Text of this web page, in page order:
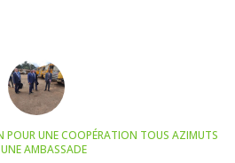
POUR UNE COOPÉRATION TOUS AZIMUTS
AMBASSADE